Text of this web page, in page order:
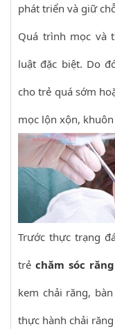
phát triển và giữ
Quá trình mọc và
luật đặc biệt. Do
cho trẻ quá sớm
mọc lộn xộn,
Trước thực trạng
trẻchăm sóc
kem chải răng,
thực hành chải